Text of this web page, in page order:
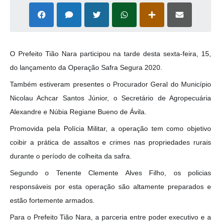
O Prefeito Tião Nara participou na tarde desta sexta-feira, 15,
do lançamento da Operação Safra Segura 2020.
Também estiveram presentes o Procurador Geral do Município
Nicolau Achcar Santos Júnior, o Secretário de Agropecuária
Alexandre e Núbia Regiane Bueno de Ávila.
Promovida pela Polícia Militar, a operação tem como objetivo
coibir a prática de assaltos e crimes nas propriedades rurais
durante o período de colheita da safra.
Segundo o Tenente Clemente Alves Filho, os policias
responsáveis por esta operação são altamente preparados e
estão fortemente armados.
Para o Prefeito Tião Nara, a parceria entre poder executivo e a